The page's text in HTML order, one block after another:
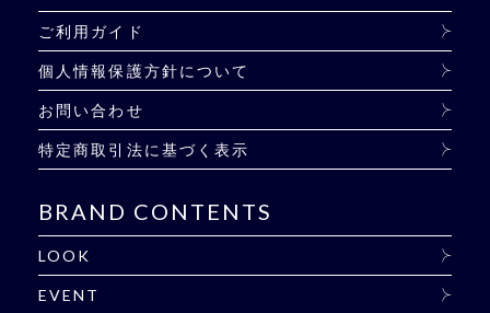
ご利用ガイド
個人情報保護方針について
お問い合わせ
特定商取引法に基づく表示
BRAND CONTENTS
LOOK
EVENT